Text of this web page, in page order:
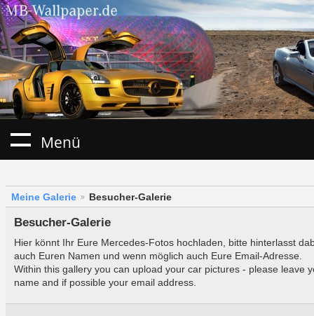
Menü
Meine Galerie Besucher-Galerie
Besucher-Galerie
Hier könnt Ihr Eure Mercedes-Fotos hochladen, bitte hinterlasst
auch Euren Namen und wenn möglich auch Eure Email-Adresse.
Within this gallery you can upload your car pictures - please leave
name and if possible your email address.